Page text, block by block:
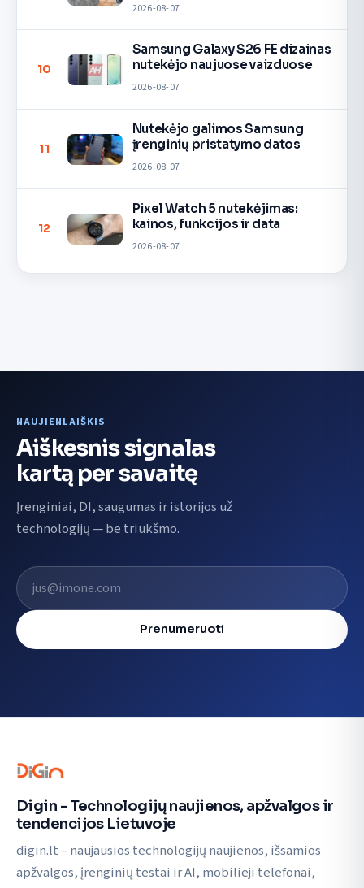
2026-08-07
10
Samsung Galaxy S26 FE dizainas
nutekėjo naujuose vaizduose
2026-08-07
11
Nutekėjo galimos Samsung
įrenginių pristatymo datos
2026-08-07
12
Pixel Watch 5 nutekėjimas:
kainos, funkcijos ir data
2026-08-07
NAUJIENLAIŠKIS
Aiškesnis signalas
kartą per savaitę
Įrenginiai, DI, saugumas ir istorijos už
technologijų — be triukšmo.
El. pašto adresas
Prenumeruoti
Digin - Technologijų naujienos, apžvalgos ir
tendencijos Lietuvoje
digin.lt – naujausios technologijų naujienos, išsamios
apžvalgos, įrenginių testai ir AI, mobilieji telefonai,